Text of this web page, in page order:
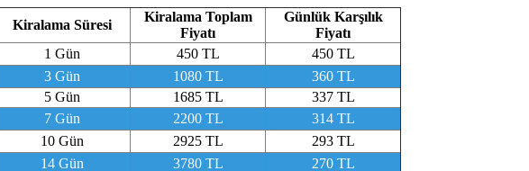
Kiralama Süresi
Kiralama Toplam
Fiyatı
Günlük Karşılık
Fiyatı
1 Gün
450 TL
450 TL
3 Gün
1080 TL
360 TL
5 Gün
1685 TL
337 TL
7 Gün
2200 TL
314 TL
10 Gün
2925 TL
293 TL
14 Gün
3780 TL 270 TL